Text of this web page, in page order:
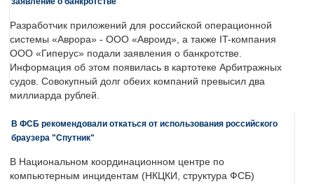
Разработчик приложений для российской операционной
системы «Аврора» - ООО «Авроид», а также IT-компания
ООО «Гиперус» подали заявления о банкротстве.
Информация об этом появилась в картотеке Арбитражных
судов. Совокупный долг обеих компаний превысил два
миллиарда рублей.
В ФСБ рекомендовали откаться от использования российского
браузера "Спутник"
В Национальном координационном центре по
компьютерным инцидентам (НКЦКИ, структура ФСБ)